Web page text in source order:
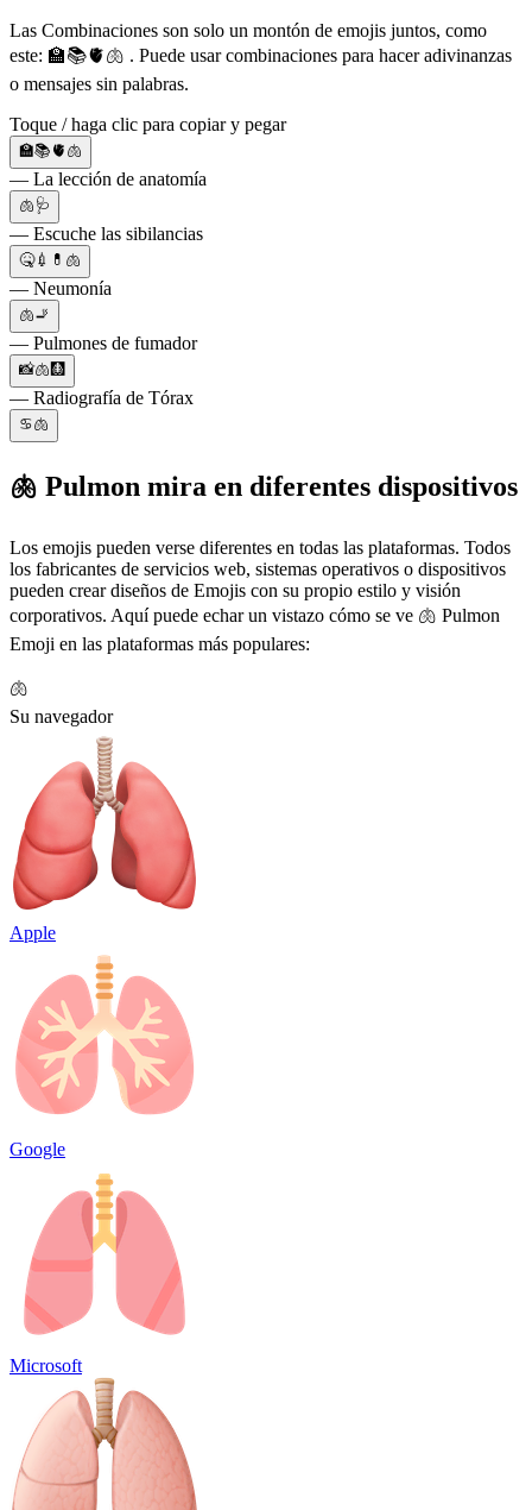
Las Combinaciones son solo un montón de emojis juntos, como
este: 🏫📚🫀🫁 . Puede usar combinaciones para hacer adivinanzas
o mensajes sin palabras.
Toque / haga clic para copiar y pegar
🏫📚🫀🫁
— La lección de anatomía
🫁🩺
— Escuche las sibilancias
🤒💉💊🫁
— Neumonía
🫁🚬
— Pulmones de fumador
📸🫁🩻
— Radiografía de Tórax
♋🫁
🫁 Pulmon mira en diferentes dispositivos
Los emojis pueden verse diferentes en todas las plataformas. Todos
los fabricantes de servicios web, sistemas operativos o dispositivos
pueden crear diseños de Emojis con su propio estilo y visión
corporativos. Aquí puede echar un vistazo cómo se ve 🫁 Pulmon
Emoji en las plataformas más populares:
🫁
Su navegador
Apple
Google
Microsoft